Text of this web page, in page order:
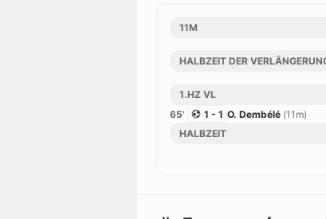
11M
HALBZEIT DER
1.HZ VL
65'
1 - 1 O. Dembélé (11m)
HALBZEIT